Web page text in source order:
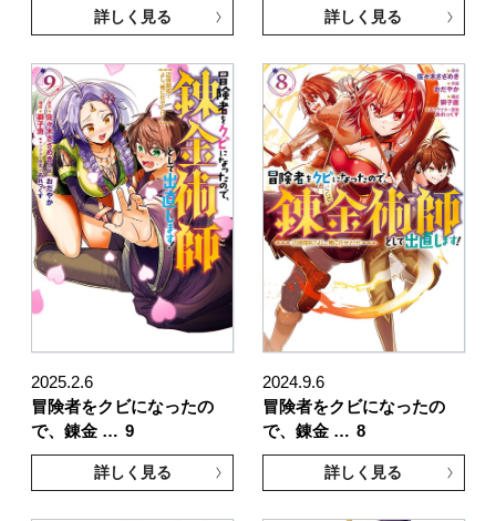
詳しく見る 詳しく見る
2025.2.6
冒険者をクビになったの
で、錬金 … 9
詳しく見る
2024.9.6
冒険者をクビになったの
で、錬金 … 8
詳しく見る